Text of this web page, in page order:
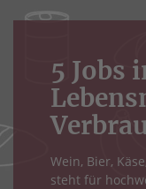
5 Jobs
Wein, Bier,
steht für